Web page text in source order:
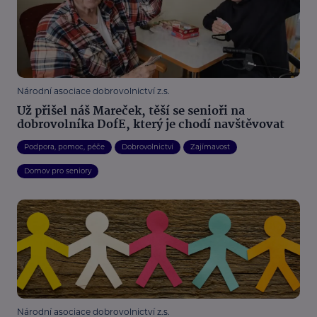
Národní asociace dobrovolnictví z.s.
Už přišel náš Mareček, těší se senioři na
dobrovolníka DofE, který je chodí navštěvovat
Podpora, pomoc, péče Dobrovolnictví Zajímavost
Domov pro seniory
Národní asociace dobrovolnictví z.s.